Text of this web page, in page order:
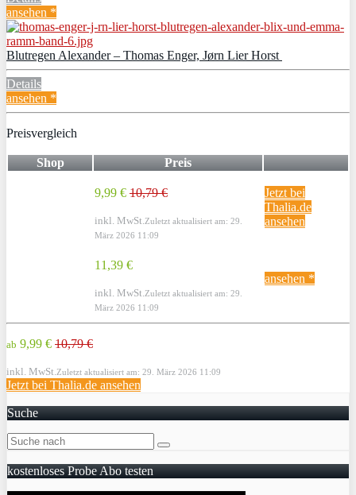
ansehen *
Blutregen Alexander – Thomas Enger, Jørn Lier Horst
Details
ansehen *
Preisvergleich
Shop Preis
9,99 € 10,79 €
inkl. MwSt. Zuletzt aktualisiert am: 29.
März 2026 11:09
Jetzt bei
Thalia.de
ansehen
11,39 €
inkl. MwSt. Zuletzt aktualisiert am: 29.
März 2026 11:09
ansehen *
ab 9,99 € 10,79 €
inkl. MwSt. Zuletzt aktualisiert am: 29. März 2026 11:09
Jetzt bei Thalia.de ansehen
Suche
kostenloses Probe Abo testen